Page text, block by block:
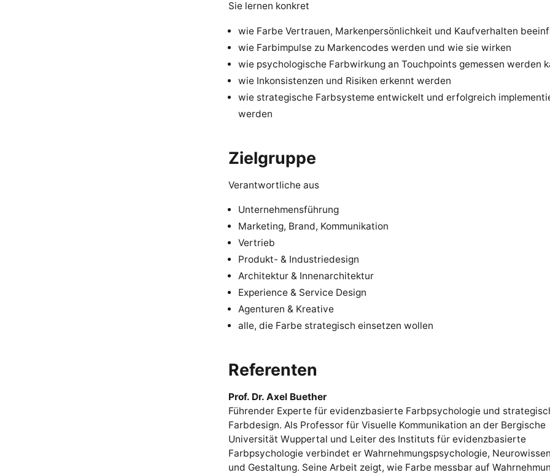
Sie lernen konkret
wie Farbe Vertrauen, Markenpersönlichkeit und Kaufverhalten
wie Farbimpulse zu Markencodes werden und wie sie wirken
wie psychologische Farbwirkung an Touchpoints gemessen werden
wie Inkonsistenzen und Risiken erkennt werden
wie strategische Farbsysteme entwickelt und erfolgreich
werden
Zielgruppe
Verantwortliche aus
Unternehmensführung
Marketing, Brand, Kommunikation
Vertrieb
Produkt- & Industriedesign
Architektur & Innenarchitektur
Experience & Service Design
Agenturen & Kreative
alle, die Farbe strategisch einsetzen wollen
Referenten
Prof. Dr. Axel Buether
Führender Experte für evidenzbasierte Farbpsychologie und
Farbdesign. Als Professor für Visuelle Kommunikation an der Bergische
Universität Wuppertal und Leiter des Instituts für evidenzbasierte
Farbpsychologie verbindet er Wahrnehmungspsychologie,
und Gestaltung. Seine Arbeit zeigt, wie Farbe messbar auf